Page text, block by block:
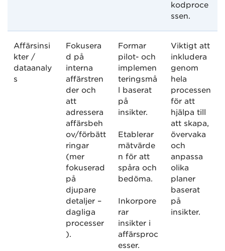
kodproce
ssen.
Affärsinsi
kter /
dataanaly
s
Fokusera
d på
interna
affärstren
der och
att
adressera
affärsbeh
ov/förbätt
ringar
(mer
fokuserad
på
djupare
detaljer –
dagliga
processer
).
Formar
pilot- och
implemen
teringsmå
l baserat
på
insikter.
Etablerar
mätvärde
n för att
spåra och
bedöma.
Inkorpore
rar
insikter i
affärsproc
esser.
Viktigt att
inkludera
genom
hela
processen
för att
hjälpa till
att skapa,
övervaka
och
anpassa
olika
planer
baserat
på
insikter.